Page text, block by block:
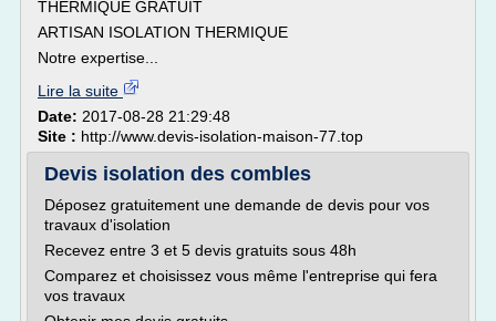
THERMIQUE GRATUIT
ARTISAN ISOLATION THERMIQUE
Notre expertise...
Lire la suite
Date: 2017-08-28 21:29:48
Site : http://www.devis-isolation-maison-77.top
Devis isolation des combles
Déposez gratuitement une demande de devis pour vos
travaux d'isolation
Recevez entre 3 et 5 devis gratuits sous 48h
Comparez et choisissez vous même l'entreprise qui fera
vos travaux